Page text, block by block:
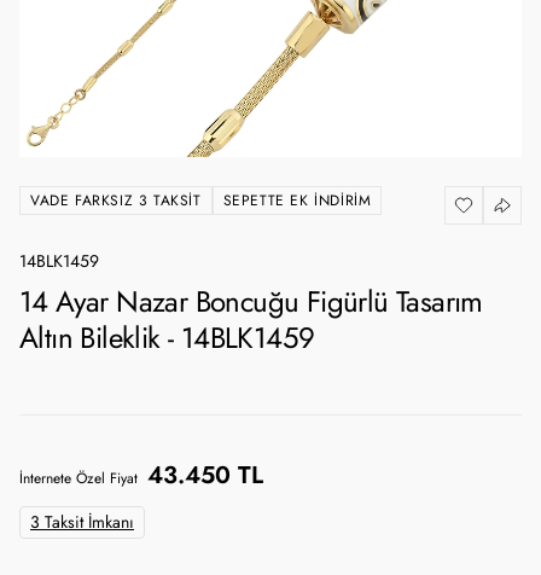
VADE FARKSIZ 3 TAKSIT SEPETTE EK İNDIRIM
14BLK1459
14 Ayar Nazar Boncuğu Figürlü Tasarım
Altın Bileklik - 14BLK1459
İnternete Özel Fiyat 43.450 TL
3 Taksit İmkanı